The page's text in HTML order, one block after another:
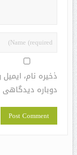
ذخیره نام،
دوباره